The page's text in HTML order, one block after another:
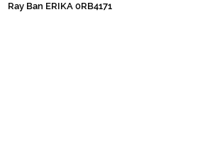
Ray Ban ERIKA 0RB4171